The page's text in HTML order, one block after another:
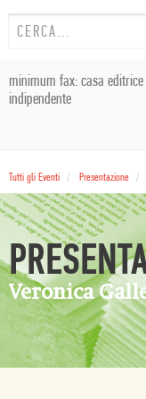
minimum fax: casa editrice
indipendente
Tutti gli Eventi Presentazione
Veronica